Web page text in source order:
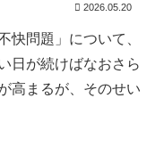
2026.05.20
快問題」について、
日が続けばなおさら
高まるが、そのせい